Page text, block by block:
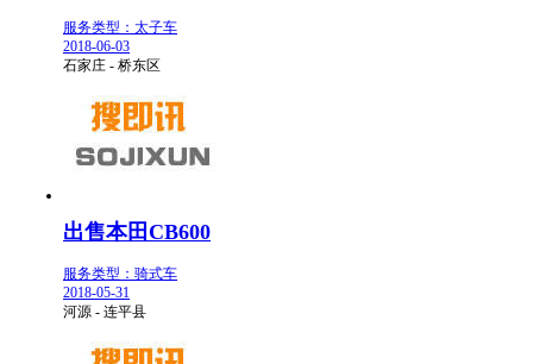
服务类型：太子车
2018-06-03
石家庄 - 桥东区
出售本田CB600
服务类型：骑式车
2018-05-31
河源 - 连平县